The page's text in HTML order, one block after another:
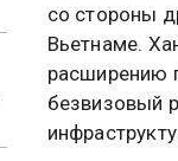
со стороны
Вьетнаме.
расширению
безвизовый